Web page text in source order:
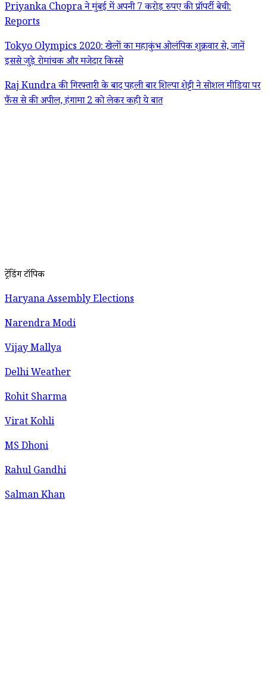
Priyanka Chopra ने मुंबई में अपनी 7 करोड़ रुपए की प्रॉपर्टी बेची:
Reports
Tokyo Olympics 2020: खेलों का महाकुंभ ओलंपिक शुक्रवार से, जानें
इससे जुड़े रोमांचक और मजेदार किस्से
Raj Kundra की गिरफ्तारी के बाद पहली बार शिल्पा शेट्टी ने सोशल मीडिया पर
फैंस से की अपील, हंगामा 2 को लेकर कही ये बात
ट्रेंडिंग टॉपिक
Haryana Assembly Elections
Narendra Modi
Vijay Mallya
Delhi Weather
Rohit Sharma
Virat Kohli
MS Dhoni
Rahul Gandhi
Salman Khan